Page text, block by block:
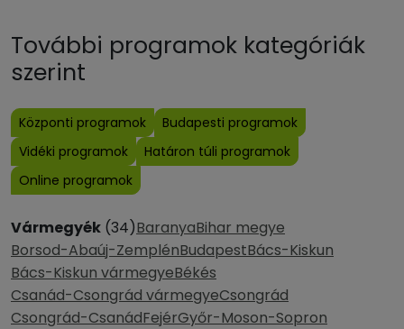
További programok kategóriák
szerint
Központi programok
Budapesti programok
Vidéki programok
Határon túli programok
Online programok
Vármegyék (34)BaranyaBihar megye
Borsod-Abaúj-ZemplénBudapestBács-Kiskun
Bács-Kiskun vármegyeBékés
Csanád-Csongrád vármegyeCsongrád
Csongrád-CsanádFejérGyőr-Moson-Sopron